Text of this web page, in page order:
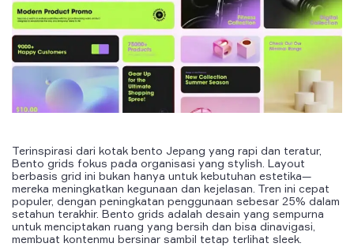
Terinspirasi dari kotak bento Jepang yang rapi dan teratur,
Bento grids fokus pada organisasi yang stylish. Layout
berbasis grid ini bukan hanya untuk kebutuhan estetika—
mereka meningkatkan kegunaan dan kejelasan. Tren ini cepat
populer, dengan peningkatan penggunaan sebesar 25% dalam
setahun terakhir. Bento grids adalah desain yang sempurna
untuk menciptakan ruang yang bersih dan bisa dinavigasi,
membuat kontenmu bersinar sambil tetap terlihat sleek.